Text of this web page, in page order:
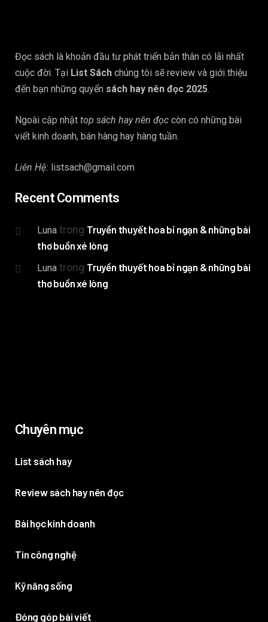
Đọc sách là khoản đầu tư phát triển bản thân có lãi nhất
cuộc đời. Tại List Sách chúng tôi sẽ review và giới thiệu
đến bạn những quyển sách hay nên đọc 2025.
Ngoài cập nhật top sách hay nên đọc còn có những bài
viết kinh doanh, bán hàng hay hàng tuần.
Liên Hệ: listsach@gmail.com
Recent Comments
Luna trong Truyền thuyết hoa bỉ ngạn & những bài
thơ buồn xé lòng
Luna trong Truyền thuyết hoa bỉ ngạn & những bài
thơ buồn xé lòng
Chuyên mục
List sách hay
Review sách hay nên đọc
Bài học kinh doanh
Tin công nghệ
Kỹ năng sống
Đóng góp bài viết